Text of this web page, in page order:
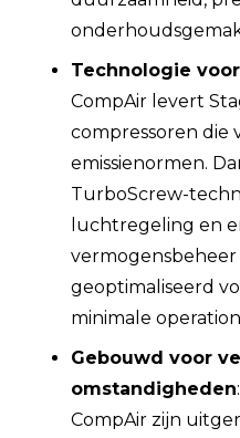
Technologie
CompAir levert
compressoren die
emissienormen.
TurboScrew-
luchtregeling en
vermogensbeheer
geoptimaliseerd
minimale
Gebouwd voor
omstandigheden
CompAir zijn